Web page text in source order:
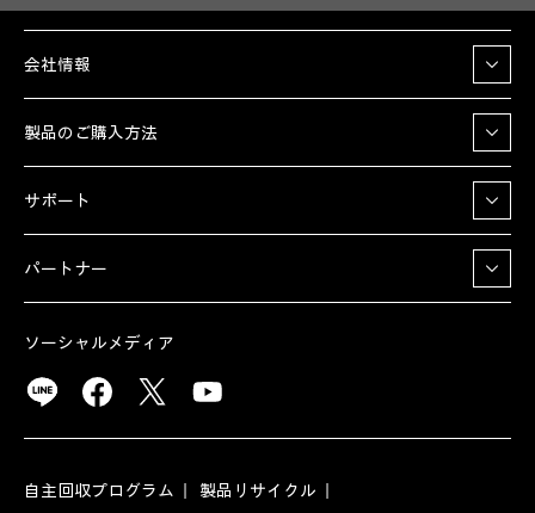
会社情報
製品のご購入方法
サポート
パートナー
ソーシャルメディア
自主回収プログラム 製品リサイクル